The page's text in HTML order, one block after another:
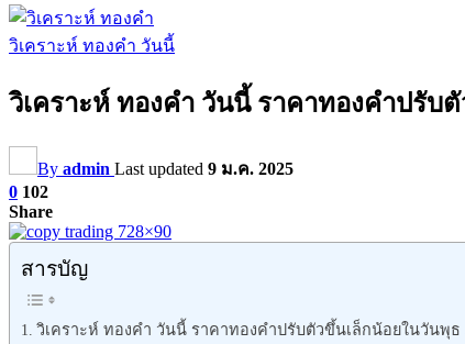
วิเคราะห์ ทองคำ วันนี้
วิเคราะห์ ทองคำ วันนี้ ราคาทองคำปรับ
By admin Last updated 9 ม.ค. 2025
0 102
Share
สารบัญ
วิเคราะห์ ทองคำ วันนี้ ราคาทองคำปรับตัวขึ้นเล็กน้อยในวันพุธ